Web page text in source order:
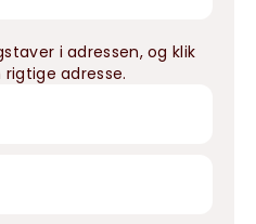
i adressen, og klik
adresse.